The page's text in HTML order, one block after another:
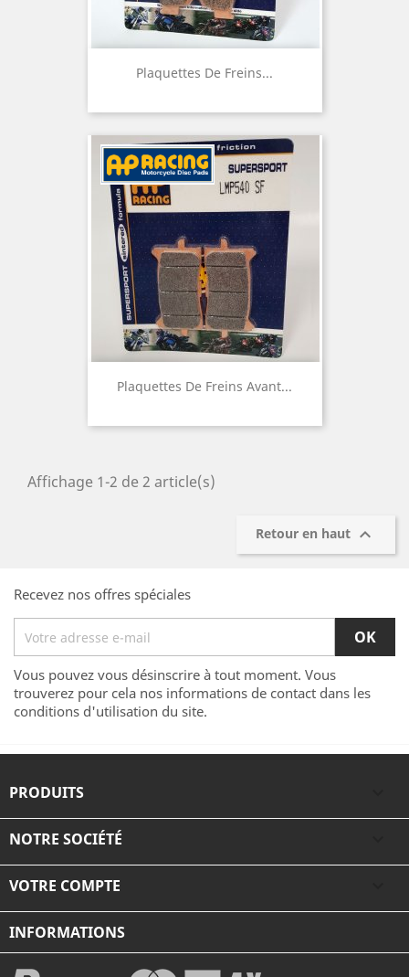
Plaquettes De Freins...
Plaquettes De Freins Avant...
Affichage 1-2 de 2 article(s)
Retour en haut 
Recevez nos offres spéciales
Vous pouvez vous désinscrire à tout moment. Vous
trouverez pour cela nos informations de contact dans les
conditions d'utilisation du site.
PRODUITS
NOTRE SOCIÉTÉ
VOTRE COMPTE
INFORMATIONS